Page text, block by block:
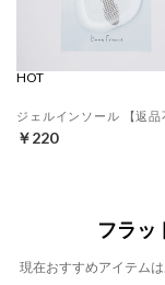
HOT
￥220
フラッ
現在おすすめアイテムは